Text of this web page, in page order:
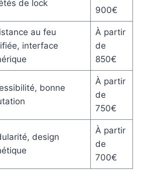
de lock
900€
au feu
interface
À partir
de
850€
bonne
À partir
de
750€
design
À partir
de
700€